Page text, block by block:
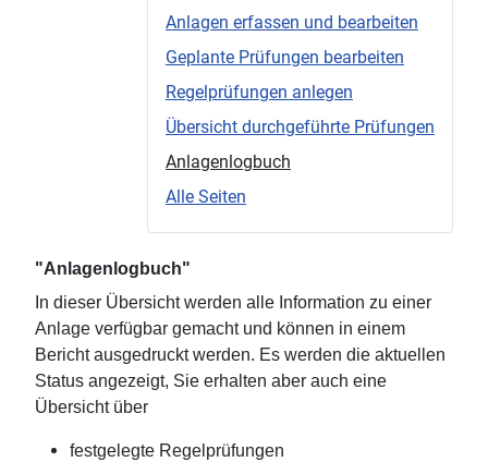
Anlagen erfassen und bearbeiten
Geplante Prüfungen bearbeiten
Regelprüfungen anlegen
Übersicht durchgeführte Prüfungen
Anlagenlogbuch
Alle Seiten
"Anlagenlogbuch"
In dieser Übersicht werden alle Information zu einer
Anlage verfügbar gemacht und können in einem
Bericht ausgedruckt werden. Es werden die aktuellen
Status angezeigt, Sie erhalten aber auch eine
Übersicht über
festgelegte Regelprüfungen